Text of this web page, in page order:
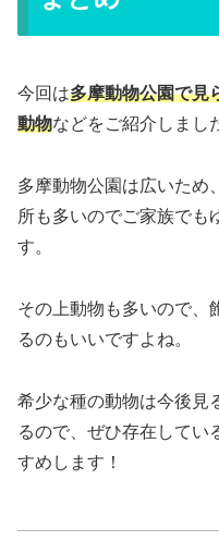
今回は多摩動物公園で見
動物などをご紹介しまし
多摩動物公園は広いため
所も多いのでご家族でも
す。
その上動物も多いので、
るのもいいですよね。
希少な種の動物は今後見
るので、ぜひ存在してい
すめします！